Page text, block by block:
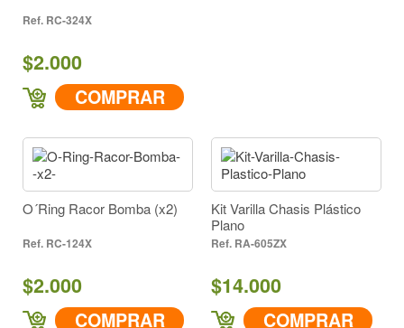
RC-324X
$2.000
COMPRAR
O´Ring Racor Bomba (x2)
RC-124X
$2.000
COMPRAR
Kit Varilla Chasis Plástico
Plano
RA-605ZX
$14.000
COMPRAR